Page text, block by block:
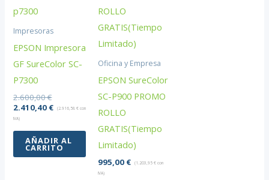
Impresoras
EPSON Impresora
GF SureColor SC-
P7300
2.600,00€El
precio
2.600,00 €.
2.410,40 €El
es:
2.410,40 €.
(2.916,58€ con
IVA)
AÑADIR AL
CARRITO
Oficina y Empresa
EPSON SureColor
SC-P900 PROMO
ROLLO
GRATIS(Tiempo
Limitado)
995,00 € (1.203,95€ con
IVA)